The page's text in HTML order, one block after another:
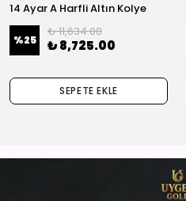
14 Ayar A Harfli Altın Kolye
%25
₺ 11,634.00
₺ 8,725.00
SEPETE EKLE